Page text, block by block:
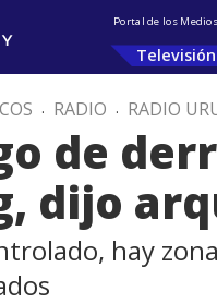
Portal de los
Televisión
. RADIO . RADIO
de
dijo
hay